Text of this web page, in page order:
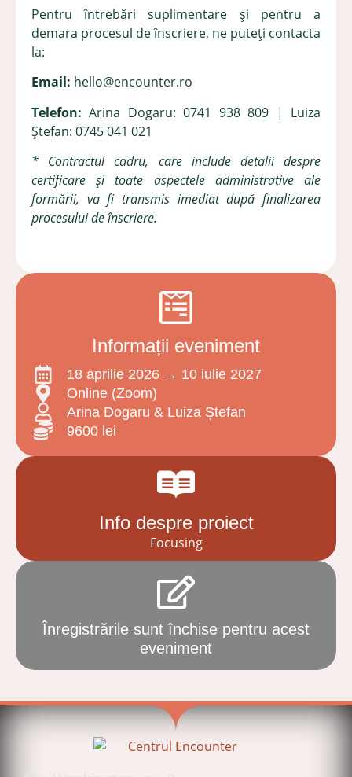
Pentru întrebări suplimentare și pentru a
demara procesul de înscriere, ne puteți contacta
la:
Email: hello@encounter.ro
Telefon: Arina Dogaru: 0741 938 809 | Luiza
Ștefan: 0745 041 021
* Contractul cadru, care include detalii despre
certificare și toate aspectele administrative ale
formării, va fi transmis imediat după finalizarea
procesului de înscriere.
Informații eveniment
18 aprilie 2026 → 10 iulie 2027
Online (Zoom)
Arina Dogaru & Luiza Ștefan
9600 lei
Info despre proiect
Focusing
Înregistrările sunt închise pentru acest
eveniment